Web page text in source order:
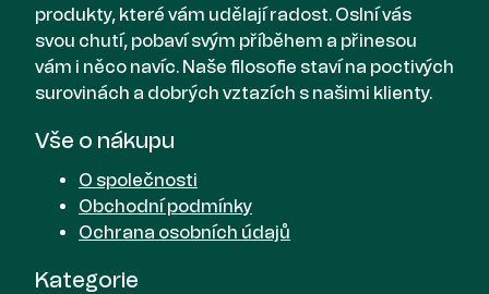
produkty, které vám udělají radost. Oslní vás
svou chutí, pobaví svým příběhem a přinesou
vám i něco navíc. Naše filosofie staví na poctivých
surovinách a dobrých vztazích s našimi klienty.
Vše o nákupu
O společnosti
Obchodní podmínky
Ochrana osobních údajů
Kategorie